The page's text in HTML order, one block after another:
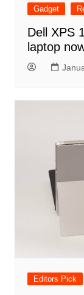
Gadget
Dell XPS
laptop
Editors Pick